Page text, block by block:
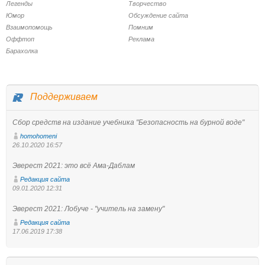
Легенды
Творчество
Юмор
Обсуждение сайта
Взаимопомощь
Помним
Оффтоп
Реклама
Барахолка
Поддерживаем
Сбор средств на издание учебника "Безопасность на бурной воде"
homohomeni
26.10.2020 16:57
Эверест 2021: это всё Ама-Даблам
Редакция сайта
09.01.2020 12:31
Эверест 2021: Лобуче - "учитель на замену"
Редакция сайта
17.06.2019 17:38